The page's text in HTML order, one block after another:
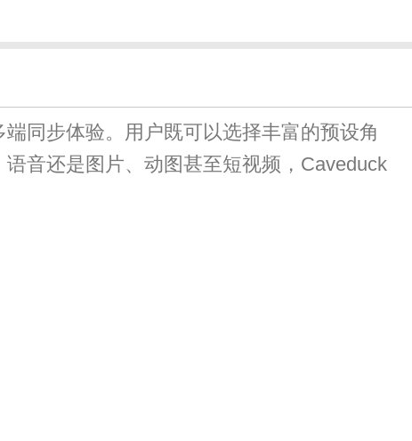
同步体验。用户既可以选择丰富的预设角
音还是图片、动图甚至短视频，Caveduck